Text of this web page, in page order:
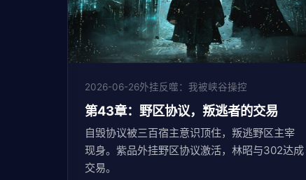
2026-06-26外挂反噬：我被峡谷操控
第43章：野区协议，叛逃者的交易
自毁协议被三百宿主意识顶住，叛逃野区主宰
现身。紫品外挂野区协议激活，林昭与302达成
交易。